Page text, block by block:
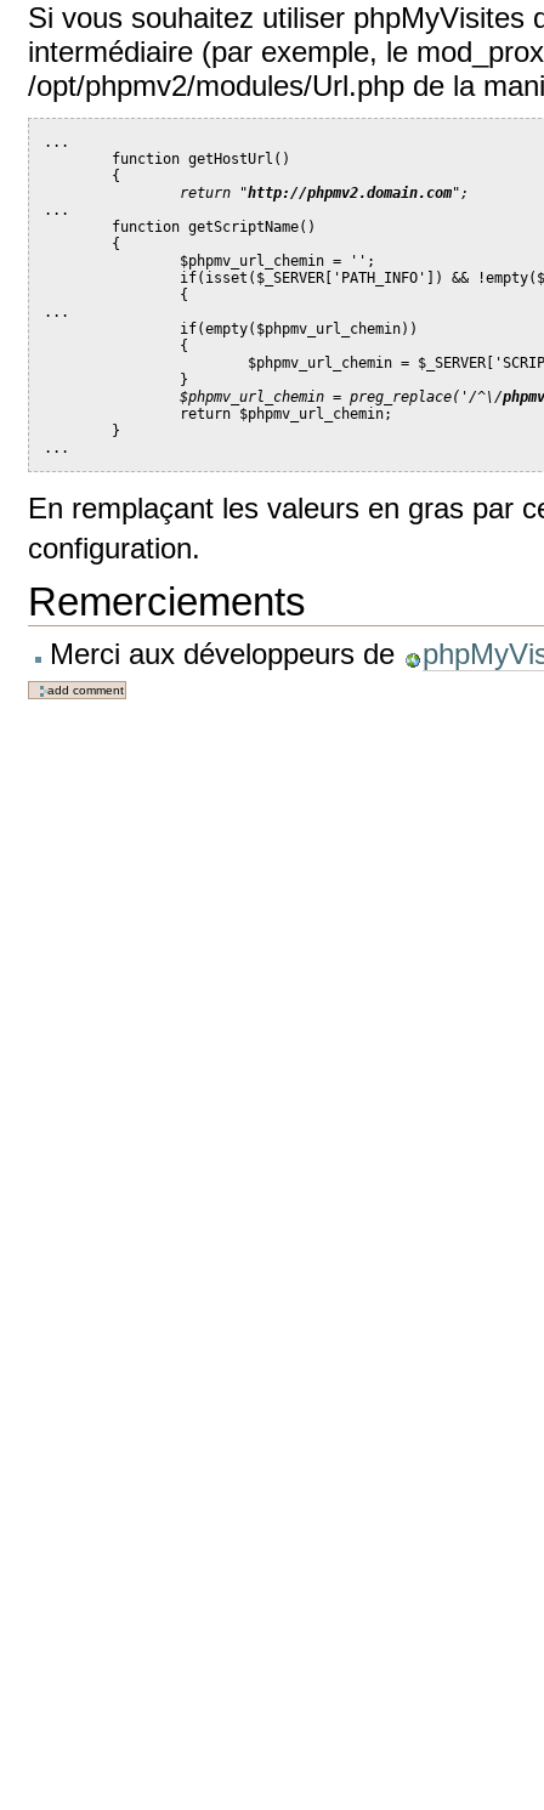
Si vous souhaitez utiliser phpMyVisites
intermédiaire (par exemple, le
/opt/phpmv2/modules/Url.php de la
...
        function getHostUrl()
        {
                return "
http://phpmv2.domain.com";
...
        function getScriptName()
        {
                $phpmv_url_chemin = '';
if(isset($_SERVER['PATH_INFO']) &&
                {
...
                if(empty($phpmv_url_chemin))
                {
$phpmv_url_chemin =
                }
$phpmv_url_chemin = preg_replace('/^\/
                return $phpmv_url_chemin;
        }
...
En remplaçant les valeurs en gras par
configuration.
Remerciements
Merci aux développeurs de